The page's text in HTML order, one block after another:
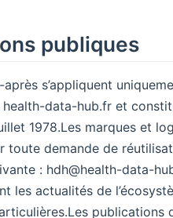
publiques
s’appliquent
data-hub.fr et
1978. ​ Les marques et
demande de
: hdh@health-data-
les actualités de
Les publications